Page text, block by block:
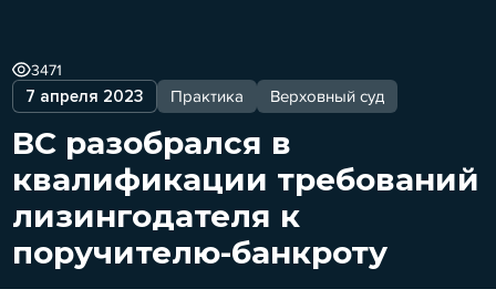
7 апреля 2023 Практика Верховный суд
3471
ВС разобрался в
квалификации требований
лизингодателя к
поручителю-банкроту